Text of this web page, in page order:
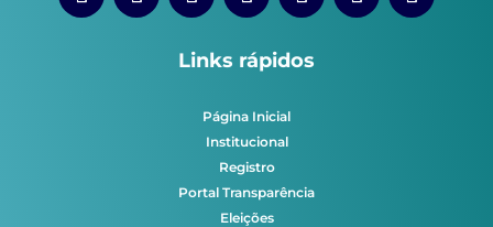
Links rápidos
Página Inicial
Institucional
Registro
Portal Transparência
Eleições